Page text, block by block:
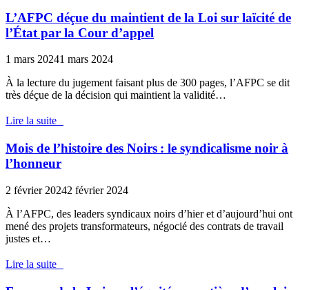
L’AFPC déçue du maintient de la Loi sur laïcité de
l’État par la Cour d’appel
1 mars 20241 mars 2024
À la lecture du jugement faisant plus de 300 pages, l’AFPC se dit
très déçue de la décision qui maintient la validité…
Lire la suite
Mois de l’histoire des Noirs : le syndicalisme noir à
l’honneur
2 février 20242 février 2024
À l’AFPC, des leaders syndicaux noirs d’hier et d’aujourd’hui ont
mené des projets transformateurs, négocié des contrats de travail
justes et…
Lire la suite